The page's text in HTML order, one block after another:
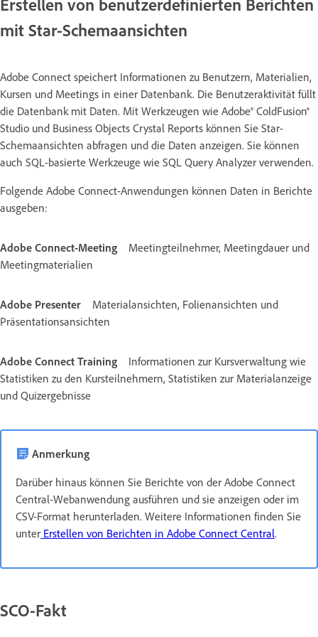
mit Star-Schemaansichten
Adobe Connect speichert Informationen zu Benutzern, Materialien,
Kursen und Meetings in einer Datenbank. Die Benutzeraktivität füllt
die Datenbank mit Daten. Mit Werkzeugen wie Adobe® ColdFusion®
Studio und Business Objects Crystal Reports können Sie Star-
Schemaansichten abfragen und die Daten anzeigen. Sie können
auch SQL-basierte Werkzeuge wie SQL Query Analyzer verwenden.
Folgende Adobe Connect-Anwendungen können Daten in Berichte
ausgeben:
Adobe Connect-Meeting
Meetingteilnehmer, Meetingdauer und
Meetingmaterialien
Adobe Presenter
Materialansichten, Folienansichten und
Präsentationsansichten
Adobe Connect Training
Informationen zur Kursverwaltung wie
Statistiken zu den Kursteilnehmern, Statistiken zur Materialanzeige
und Quizergebnisse
Anmerkung
Darüber hinaus können Sie Berichte von der Adobe Connect
Central-Webanwendung ausführen und sie anzeigen oder im
CSV-Format herunterladen. Weitere Informationen finden Sie
unter Erstellen von Berichten in Adobe Connect Central.
SCO-Fakt